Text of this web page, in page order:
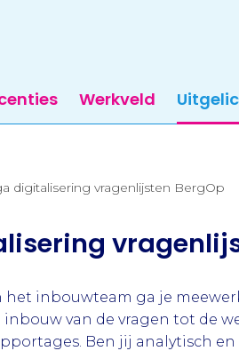
Werkveld
digitalisering vragenlijsten BergOp
het inbouwteam ga je
van de vragen tot de
Ben jij analytisch